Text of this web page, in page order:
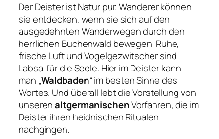
Der Deister ist Natur pur. Wanderer können
sie entdecken, wenn sie sich auf den
ausgedehnten Wanderwegen durch den
herrlichen Buchenwald bewegen. Ruhe,
frische Luft und Vogelgezwitscher sind
Labsal für die Seele. Hier im Deister kann
man „Waldbaden“ im besten Sinne des
Wortes. Und überall lebt die Vorstellung von
unserenaltgermanischenVorfahren, die im
Deister ihren heidnischen Ritualen
nachgingen.